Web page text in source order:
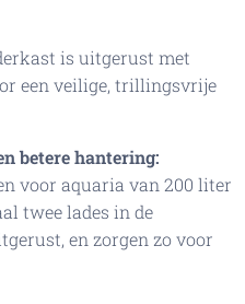
is uitgerust met
een veilige, trillingsvrije
betere hantering:
voor aquaria van 200 liter
twee lades in de
en zorgen zo voor